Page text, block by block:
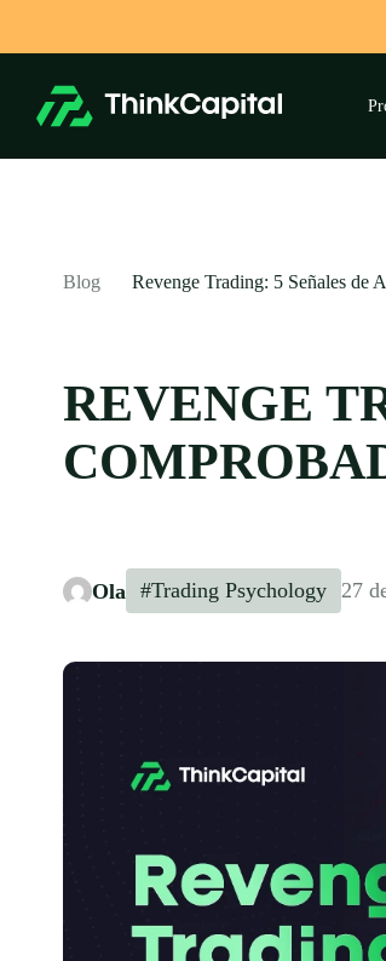
Blog Revenge Trading: 5 Señales de
REVENGE
Ola #Trading Psychology 27